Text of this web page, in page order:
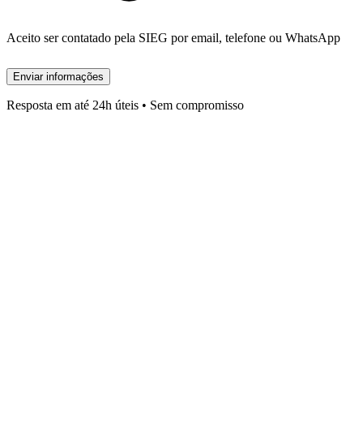
Aceito ser contatado pela SIEG por email, telefone ou WhatsApp
Enviar informações
Resposta em até 24h úteis • Sem compromisso